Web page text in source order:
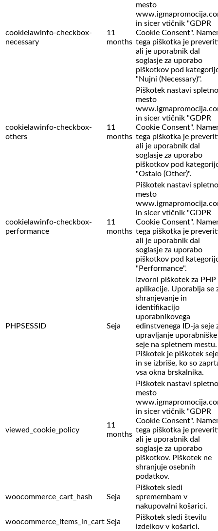
cookielawinfo-checkbox-
necessary
11
months
mesto
in sicer vtičnik "GDPR
Cookie Consent".
tega piškotka je
ali je uporabnik dal
soglasje za uporabo
piškotkov pod
"Nujni (Necessary)".
cookielawinfo-checkbox-
others
11
months
Piškotek nastavi spletno
mesto
in sicer vtičnik "GDPR
Cookie Consent".
tega piškotka je
ali je uporabnik dal
soglasje za uporabo
piškotkov pod
"Ostalo (Other)".
cookielawinfo-checkbox-
performance
11
months
Piškotek nastavi spletno
mesto
in sicer vtičnik "GDPR
Cookie Consent".
tega piškotka je
ali je uporabnik dal
soglasje za uporabo
piškotkov pod
"Performance".
PHPSESSID Seja
Izvorni piškotek za PHP
aplikacije. Uporablja se
shranjevanje in
identifikacijo
uporabnikovega
edinstvenega ID-ja seje
upravljanje uporabniške
seje na spletnem mestu.
Piškotek je piškotek seje
in se izbriše, ko so
vsa okna brskalnika.
viewed_cookie_policy
11
months
Piškotek nastavi spletno
mesto
in sicer vtičnik "GDPR
Cookie Consent".
tega piškotka je
ali je uporabnik dal
soglasje za uporabo
piškotkov. Piškotek ne
shranjuje osebnih
podatkov.
woocommerce_cart_hash Seja
Piškotek sledi
spremembam v
nakupovalni košarici.
woocommerce_items_in_cart Seja
Piškotek sledi številu
izdelkov v košarici.